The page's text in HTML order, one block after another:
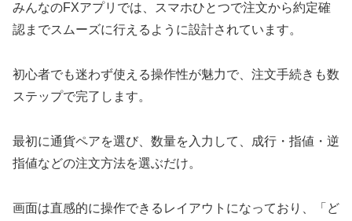
みんなのFXアプリでは、スマホひとつで注文から約定確
認までスムーズに行えるように設計されています。
初心者でも迷わず使える操作性が魅力で、注文手続きも数
ステップで完了します。
最初に通貨ペアを選び、数量を入力して、成行・指値・逆
指値などの注文方法を選ぶだけ。
画面は直感的に操作できるレイアウトになっており、「ど